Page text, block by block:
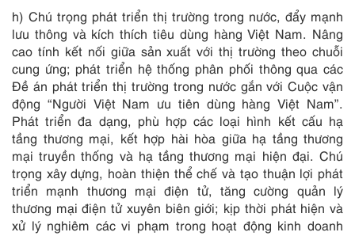
h) Chú trọng phát triển thị trường trong nước, đẩy mạnh
lưu thông và kích thích tiêu dùng hàng Việt Nam. Nâng
cao tính kết nối giữa sản xuất với thị trường theo chuỗi
cung ứng; phát triển hệ thống phân phối thông qua các
Đề án phát triển thị trường trong nước gắn với Cuộc vận
động “Người Việt Nam ưu tiên dùng hàng Việt Nam”.
Phát triển đa dạng, phù hợp các loại hình kết cấu hạ
tầng thương mại, kết hợp hài hòa giữa hạ tầng thương
mại truyền thống và hạ tầng thương mại hiện đại. Chú
trọng xây dựng, hoàn thiện thể chế và tạo thuận lợi phát
triển mạnh thương mại điện tử, tăng cường quản lý
thương mại điện tử xuyên biên giới; kịp thời phát hiện và
xử lý nghiêm các vi phạm trong hoạt động kinh doanh